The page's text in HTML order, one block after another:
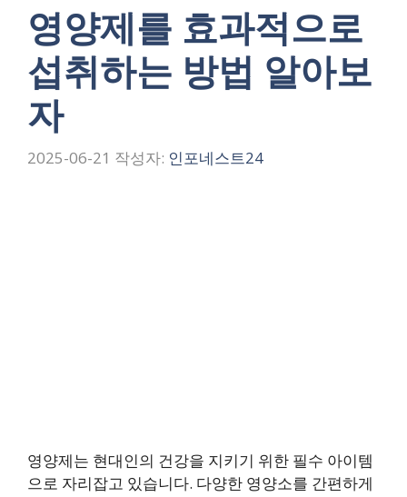
영양제를 효과적으로
섭취하는 방법 알아보
자
2025-06-21 작성자: 인포네스트24
영양제는 현대인의 건강을 지키기 위한 필수 아이템
으로 자리잡고 있습니다. 다양한 영양소를 간편하게